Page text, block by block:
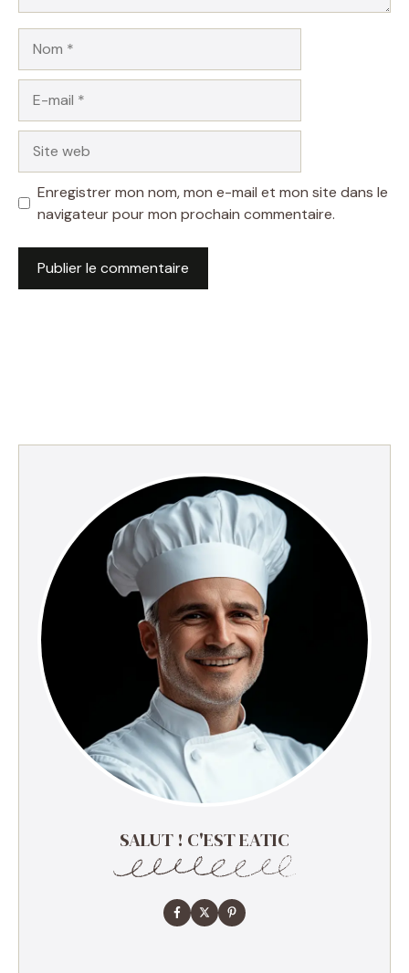
mail
web
Enregistrer mon nom, mon e-mail et mon site dans le
navigateur pour mon prochain commentaire.
SALUT ! C'EST EATIC